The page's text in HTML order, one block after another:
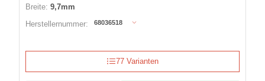
Breite: 9,7mm
Herstellernummer:
68036518
77 Varianten